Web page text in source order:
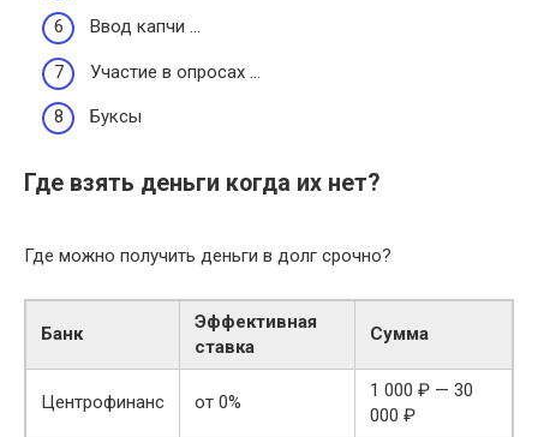
Ввод капчи …
Участие в опросах …
Буксы
Где взять деньги когда их нет?
Где можно получить деньги в долг срочно?
Банк
Эффективная
ставка
Сумма
Центрофинанс от 0%
1 000 ₽ — 30
000 ₽